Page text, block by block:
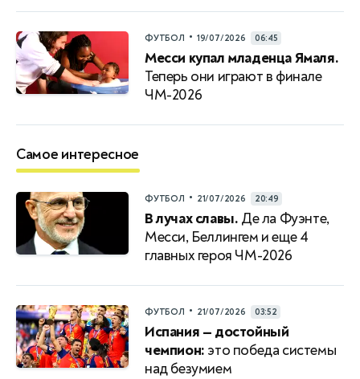
ФУТБОЛ • 19/07/2026 06:45
Месси купал младенца Ямаля.
Теперь они играют в финале
ЧМ-2026
Самое интересное
ФУТБОЛ • 21/07/2026 20:49
В лучах славы. Де ла Фуэнте,
Месси, Беллингем и еще 4
главных героя ЧМ-2026
ФУТБОЛ • 21/07/2026 03:52
Испания — достойный
чемпион: это победа системы
над безумием